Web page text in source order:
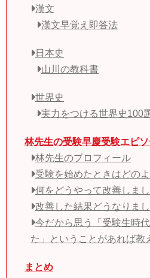
漢文
漢文早覚え即答法
日本史
山川の教科書
世界史
実力をつける世界史100
林先生の受験早慶受験エピ
林先生のプロフィール
受験を始めたときはどの
何をどうやって改善しま
改善した結果どうなりま
今だから思う「受験生時
た」ということがあれば教
まとめ